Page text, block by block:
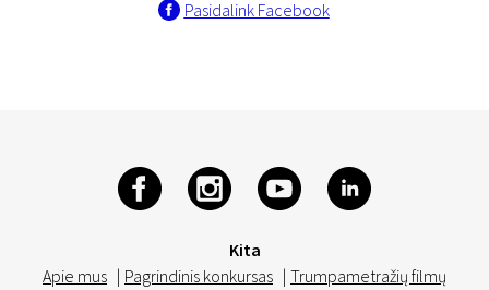
Pasidalink Facebook
Kita
Apie mus | Pagrindinis konkursas | Trumpametražių filmų